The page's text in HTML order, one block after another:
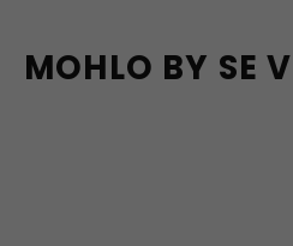
MOHLO BY SE